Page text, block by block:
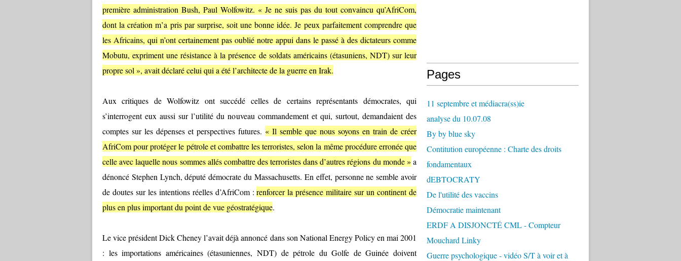
première administration Bush, Paul Wolfowitz. « Je ne suis pas du tout convaincu qu’AfriCom,
dont la création m’a pris par surprise, soit une bonne idée. Je peux parfaitement comprendre que
les Africains, qui n’ont certainement pas oublié notre appui dans le passé à des dictateurs comme
Mobutu, expriment une résistance à la présence de soldats américains (étasuniens, NDT) sur leur
propre sol », avait déclaré celui qui a été l’architecte de la guerre en Irak.
Aux critiques de Wolfowitz ont succédé celles de certains représentants démocrates, qui
s’interrogent eux aussi sur l’utilité du nouveau commandement et qui, surtout, demandaient des
comptes sur les dépenses et perspectives futures. « Il semble que nous soyons en train de créer
AfriCom pour protéger le pétrole et combattre les terroristes, selon la même procédure erronée que
celle avec laquelle nous sommes allés combattre des terroristes dans d’autres régions du monde » a
dénoncé Stephen Lynch, député démocrate du Massachusetts. En effet, personne ne semble avoir
de doutes sur les intentions réelles d’AfriCom :renforcer la présence militaire sur un continent de
plus en plus important du point de vue géostratégique.
Le vice président Dick Cheney l’avait déjà annoncé dans son National Energy Policy en mai 2001
: les importations américaines (étasuniennes, NDT) de pétrole du Golfe de Guinée doivent
Pages
11 septembre et médiacra(ss)ie
analyse du 10.07.08
By by blue sky
Contitution européenne : Charte des droits
fondamentaux
dEBTOCRATY
De l'utilité des vaccins
Démocratie maintenant
ERDF A DISJONCTÉ CML - Compteur
Mouchard Linky
Guerre psychologique - vidéo S/T à voir et à